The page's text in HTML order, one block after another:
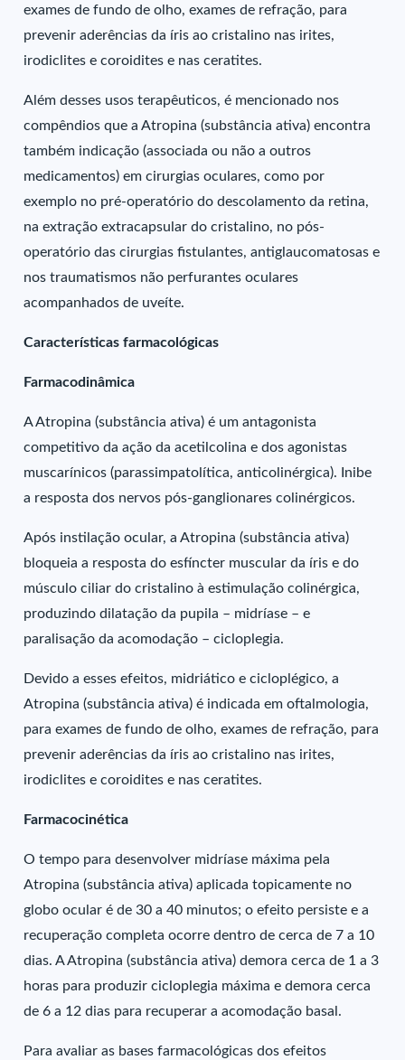
exames de fundo de olho, exames de refração, para
prevenir aderências da íris ao cristalino nas irites,
irodiclites e coroidites e nas ceratites.
Além desses usos terapêuticos, é mencionado nos
compêndios que a Atropina (substância ativa) encontra
também indicação (associada ou não a outros
medicamentos) em cirurgias oculares, como por
exemplo no pré-operatório do descolamento da retina,
na extração extracapsular do cristalino, no pós-
operatório das cirurgias fistulantes, antiglaucomatosas e
nos traumatismos não perfurantes oculares
acompanhados de uveíte.
Características farmacológicas
Farmacodinâmica
A Atropina (substância ativa) é um antagonista
competitivo da ação da acetilcolina e dos agonistas
muscarínicos (parassimpatolítica, anticolinérgica). Inibe
a resposta dos nervos pós-ganglionares colinérgicos.
Após instilação ocular, a Atropina (substância ativa)
bloqueia a resposta do esfíncter muscular da íris e do
músculo ciliar do cristalino à estimulação colinérgica,
produzindo dilatação da pupila – midríase – e
paralisação da acomodação – cicloplegia.
Devido a esses efeitos, midriático e cicloplégico, a
Atropina (substância ativa) é indicada em oftalmologia,
para exames de fundo de olho, exames de refração, para
prevenir aderências da íris ao cristalino nas irites,
irodiclites e coroidites e nas ceratites.
Farmacocinética
O tempo para desenvolver midríase máxima pela
Atropina (substância ativa) aplicada topicamente no
globo ocular é de 30 a 40 minutos; o efeito persiste e a
recuperação completa ocorre dentro de cerca de 7 a 10
dias. A Atropina (substância ativa) demora cerca de 1 a 3
horas para produzir cicloplegia máxima e demora cerca
de 6 a 12 dias para recuperar a acomodação basal.
Para avaliar as bases farmacológicas dos efeitos